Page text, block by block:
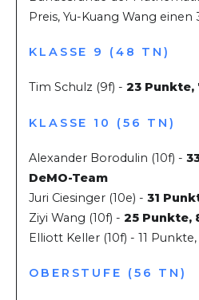
Preis, Yu-Kuang Wang einen
KLASSE 9 (48 TN)
Tim Schulz (9f) - 23 Punkte,
KLASSE 10 (56 TN)
Alexander Borodulin (10f) -
DeMO-Team
Juri Ciesinger (10e) - 31
Ziyi Wang (10f) - 25 Punkte,
Elliott Keller (10f) - 11
OBERSTUFE (56 TN)